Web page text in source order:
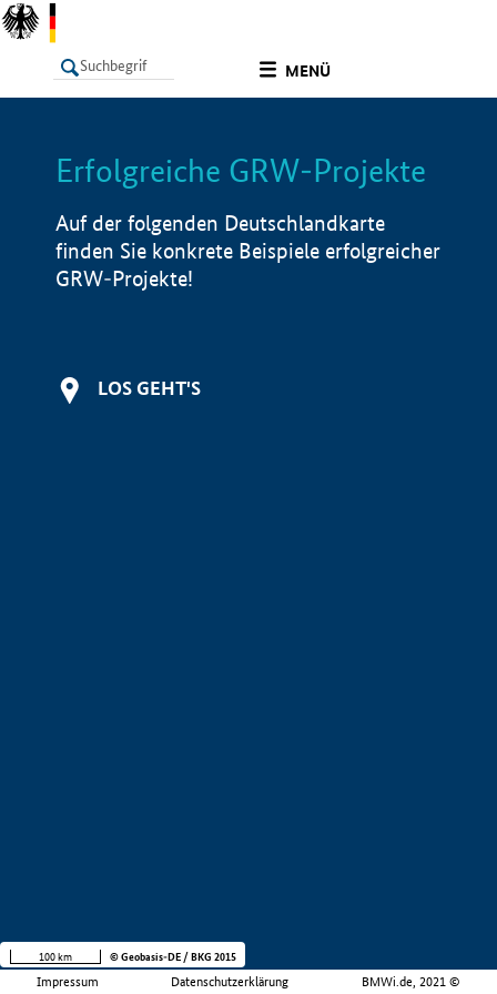
MENÜ
LISTE Info
Erfolgreiche GRW-Projekte
Auf der folgenden Deutschlandkarte
finden Sie konkrete Beispiele erfolgreicher
GRW-Projekte!
LOS GEHT'S
Impressum Datenschutzerklärung BMWi.de, 2021 ©
100 km © Geobasis-DE / BKG 2015